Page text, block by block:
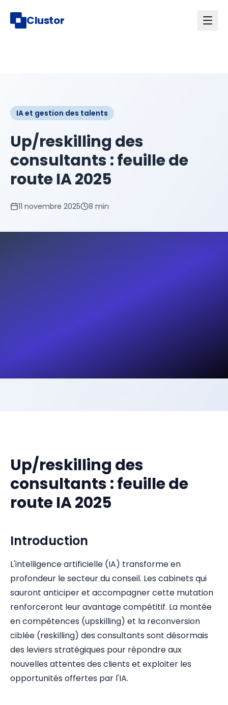
Clustor
IA et gestion des talents
Up/reskilling des
consultants : feuille de
route IA 2025
11 novembre 2025 8 min
Up/reskilling des
consultants : feuille de
route IA 2025
Introduction
L'intelligence artificielle (IA) transforme en
profondeur le secteur du conseil. Les cabinets qui
sauront anticiper et accompagner cette mutation
renforceront leur avantage compétitif. La montée
en compétences (upskilling) et la reconversion
ciblée (reskilling) des consultants sont désormais
des leviers stratégiques pour répondre aux
nouvelles attentes des clients et exploiter les
opportunités offertes par l'IA.